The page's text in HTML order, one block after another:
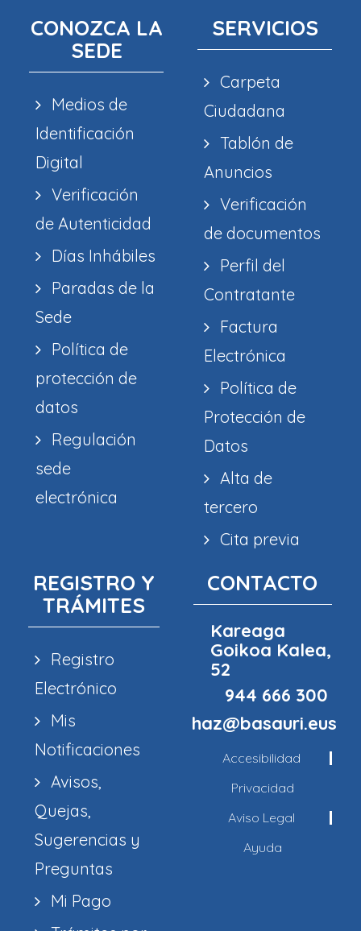
CONOZCA LA
SEDE
Medios de
Identificación
Digital
Verificación
de Autenticidad
Días Inhábiles
Paradas de la
Sede
Política de
protección de
datos
Regulación
sede
electrónica
SERVICIOS
Carpeta
Ciudadana
Tablón de
Anuncios
Verificación
de documentos
Perfil del
Contratante
Factura
Electrónica
Política de
Protección de
Datos
Alta de
tercero
Cita previa
REGISTRO Y
TRÁMITES
Registro
Electrónico
Mis
Notificaciones
Avisos,
Quejas,
Sugerencias y
Preguntas
Mi Pago
CONTACTO
Kareaga
Goikoa Kalea,
52
944 666 300
haz@basauri.eus
Accesibilidad
Privacidad
Aviso Legal
Ayuda